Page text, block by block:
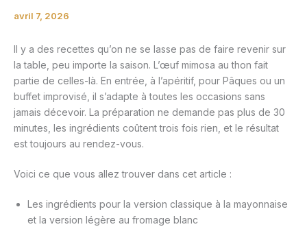
avril 7, 2026
Il y a des recettes qu’on ne se lasse pas de faire revenir sur
la table, peu importe la saison. L’œuf mimosa au thon fait
partie de celles-là. En entrée, à l’apéritif, pour Pâques ou un
buffet improvisé, il s’adapte à toutes les occasions sans
jamais décevoir. La préparation ne demande pas plus de 30
minutes, les ingrédients coûtent trois fois rien, et le résultat
est toujours au rendez-vous.
Voici ce que vous allez trouver dans cet article :
Les ingrédients pour la version classique à la mayonnaise
et la version légère au fromage blanc